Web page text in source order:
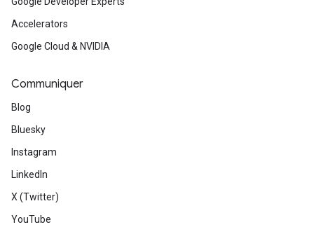
Accelerators
Google Cloud & NVIDIA
Communiquer
Blog
Bluesky
Instagram
LinkedIn
X (Twitter)
YouTube